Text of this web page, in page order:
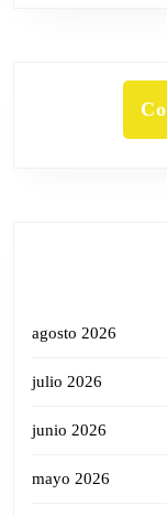
agosto 2026
julio 2026
junio 2026
mayo 2026